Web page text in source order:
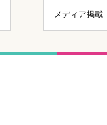
メディア掲載